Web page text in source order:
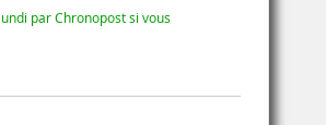
par Chronopost si vous